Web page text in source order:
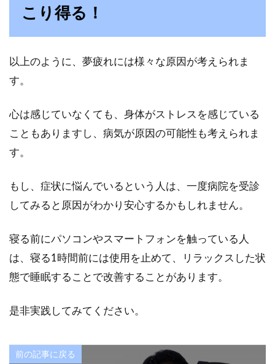
こり得る！
以上のように、夢疲れには様々な原因が考えられま
す。
心は感じていなくても、身体がストレスを感じている
こともありますし、病気が原因の可能性も考えられま
す。
もし、症状に悩んでいるという人は、一度病院を受診
してみると原因がわかり安心するかもしれません。
寝る前にパソコンやスマートフォンを触っている人
は、寝る1時間前には使用を止めて、リラックスした状
態で睡眠することで改善することがあります。
是非実践してみてください。
前の記事に戻る